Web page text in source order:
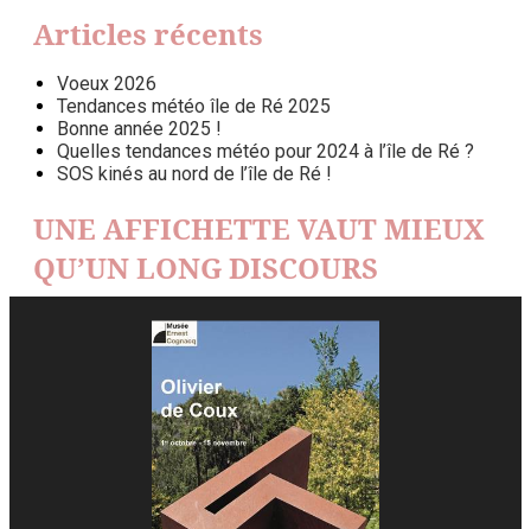
Articles récents
Voeux 2026
Tendances météo île de Ré 2025
Bonne année 2025 !
Quelles tendances météo pour 2024 à l’île de Ré ?
SOS kinés au nord de l’île de Ré !
UNE AFFICHETTE VAUT MIEUX
QU’UN LONG DISCOURS